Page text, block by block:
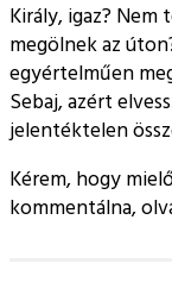
Király, igaz? Nem
megölnek az
egyértelműen
Sebaj, azért
jelentéktelen
Kérem, hogy
kommentálna,